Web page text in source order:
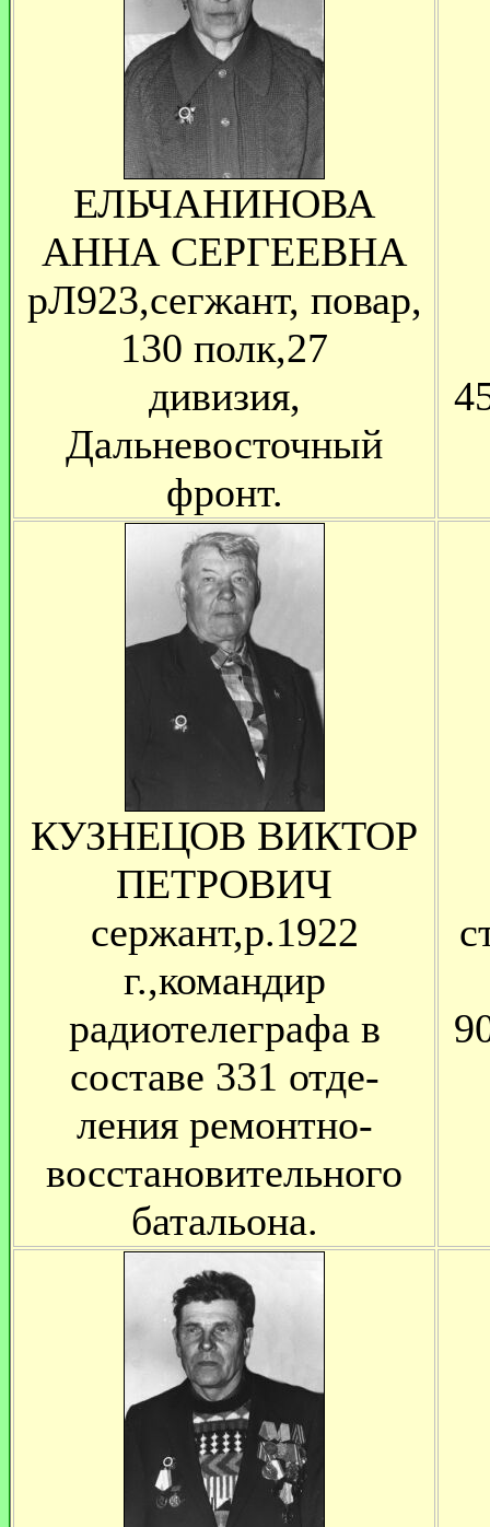
ЕЛЬЧАНИНОВА
АННА СЕРГЕЕВНА
рЛ923,сегжант, повар,
130 полк,27
дивизия,
Дальневосточный
фронт.
КУЗНЕЦОВ ВИКТОР
ПЕТРОВИЧ
сержант,р.1922
г.,командир
радиотелеграфа в
составе 331 отде-
ления ремонтно-
восстановительного
батальона.